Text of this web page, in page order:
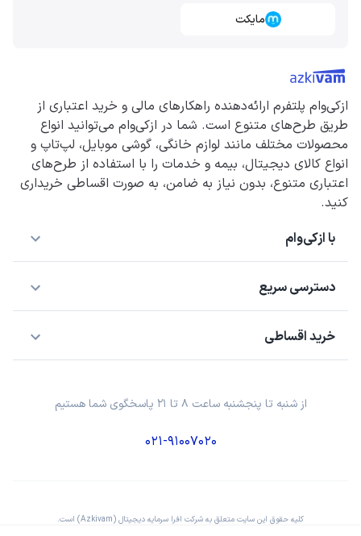
مایکت
ازکی‌وام پلتفرم ارائه‌دهنده راهکارهای مالی و خرید اعتباری از
طریق طرح‌های متنوع است. شما در ازکی‌وام می‌توانید انواع
محصولات مختلف مانند لوازم خانگی، گوشی موبایل، لپ‌تاپ و
انواع کالای دیجیتال، بیمه و خدمات را با استفاده از طرح‌های
اعتباری متنوع، بدون نیاز به ضامن، به صورت اقساطی خریداری
کنید.
با ازکی‌وام
دسترسی سریع
خرید اقساطی
از شنبه تا پنجشنبه ساعت ۸ تا ۲۱ پاسخگوی شما هستیم
۰۲۱-۹۱۰۰۷۰۲۰
کلیه حقوق این سایت متعلق به شرکت افرا سرمایه دیجیتال (Azkivam) است.